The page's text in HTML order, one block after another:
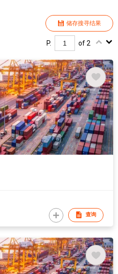
储存搜寻结果
P. of 2
查询